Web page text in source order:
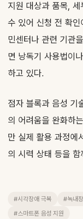
지원 대상과 품목,
수 있어 신청 전 확
민센터나 관련 기관
면 낭독기 사용법이
하고 있다.
점자 블록과 음성 기
의 어려움을 완화하
만 실제 활용 과정에
의 시력 상태 등을
#시각장애 극복 #녹내
#스마트폰 음성 지원